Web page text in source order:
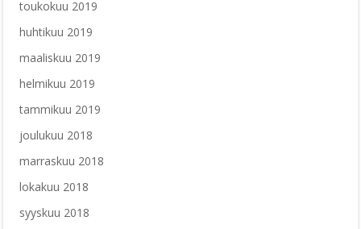
toukokuu 2019
huhtikuu 2019
maaliskuu 2019
helmikuu 2019
tammikuu 2019
joulukuu 2018
marraskuu 2018
lokakuu 2018
syyskuu 2018